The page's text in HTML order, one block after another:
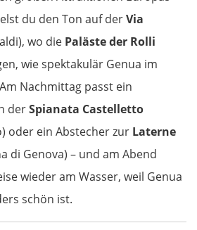
du den Ton auf derVia
wo die Paläste der Rolli
wie spektakulär Genua im
Nachmittag passt ein
derSpianata Castelletto
oder ein Abstecher zur Laterne
di Genova) – und am Abend
wieder am Wasser, weil Genua
schön ist.